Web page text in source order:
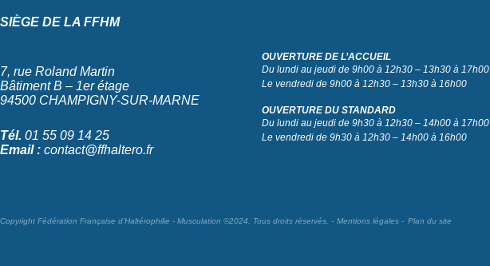
SIÈGE DE LA FFHM
7, rue Roland Martin
Bâtiment B – 1er étage
94500 CHAMPIGNY-SUR-MARNE
Tél. 01 55 09 14 25
Email : contact@ffhaltero.fr
OUVERTURE DE L’ACCUEIL
Du lundi au jeudi de 9h00 à 12h30 – 13h30 à 17h00
Le vendredi de 9h00 à 12h30 – 13h30 à 16h00
OUVERTURE DU STANDARD
Du lundi au jeudi de 9h30 à 12h30 – 14h00 à 17h00
Le vendredi de 9h30 à 12h30 – 14h00 à 16h00
Copyright Fédération Française d’Haltérophilie - Musculation ©2024. Tous droits réservés. Mentions légales Plan du site